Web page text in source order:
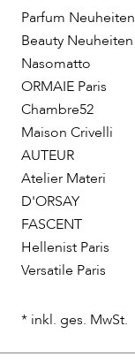
Parfum Neuheiten
Beauty Neuheiten
Nasomatto
ORMAIE Paris
Chambre52
Maison Crivelli
AUTEUR
Atelier Materi
D'ORSAY
FASCENT
Hellenist Paris
Versatile Paris
* inkl. ges. MwSt.